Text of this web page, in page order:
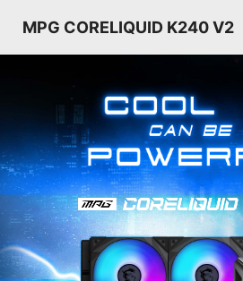
MPG CORELIQUID K240 V2